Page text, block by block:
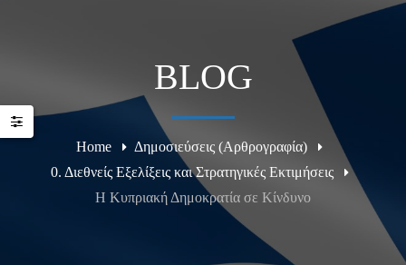
BLOG
Home
Δημοσιεύσεις (Αρθρογραφία)
0. Διεθνείς Εξελίξεις και Στρατηγικές Εκτιμήσεις
Η Κυπριακή Δημοκρατία σε Κίνδυνο